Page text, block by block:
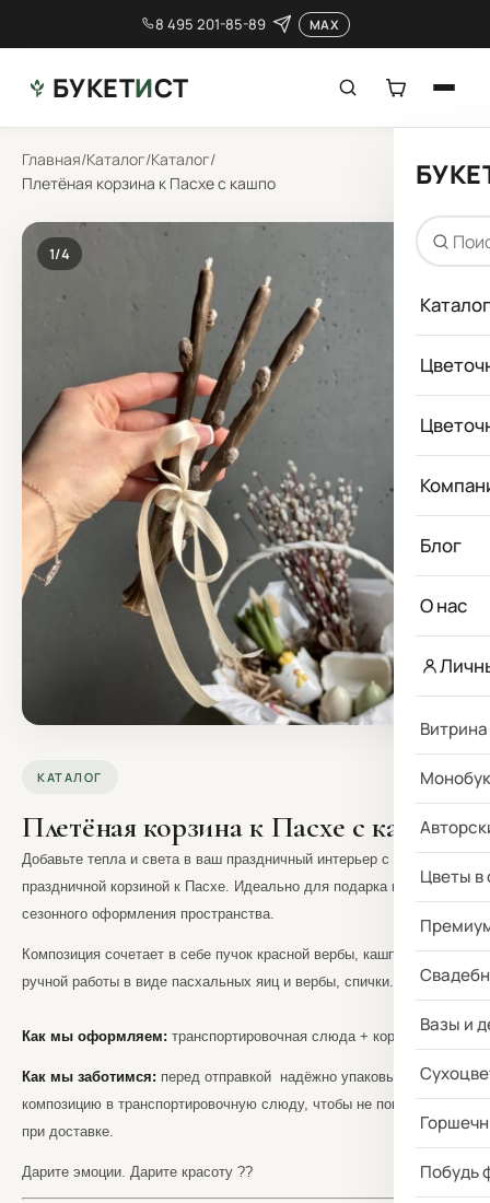
8 495 201-85-89 MAX
БУКЕТИСТ
Каталог
Блог
О нас
Цветы в
Вазы и
Побудь
Главная/Каталог/Каталог/
Плетёная корзина к Пасхе с кашпо
1/4
КАТАЛОГ
Плетёная корзина к Пасхе с кашпо
Добавьте тепла и света в ваш праздничный интерьер с нашей
праздничной корзиной к Пасхе. Идеально для подарка или
сезонного оформления пространства.
Композиция сочетает в себе пучок красной вербы, кашпо, свечи
ручной работы в виде пасхальных яиц и вербы, спички.
Как мы оформляем: транспортировочная слюда + короб.
Как мы заботимся: перед отправкой надёжно упаковываем
композицию в транспортировочную слюду, чтобы не повредить
при доставке.
Дарите эмоции. Дарите красоту ??